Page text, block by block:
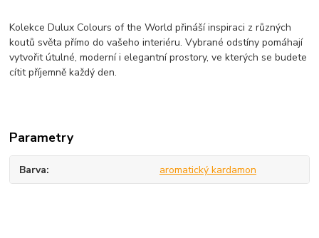
Kolekce Dulux Colours of the World přináší inspiraci z různých
koutů světa přímo do vašeho interiéru. Vybrané odstíny pomáhají
vytvořit útulné, moderní i elegantní prostory, ve kterých se budete
cítit příjemně každý den.
Parametry
Barva aromatický kardamon